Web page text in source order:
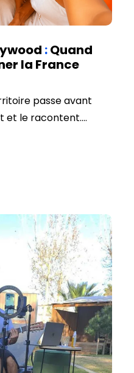
:Quand
la France
passe avant
et le racontent.
lumière une
: celle de Camille
nous transporte
de la nouvelle